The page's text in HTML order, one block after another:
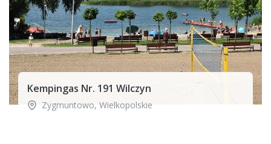
Kempingas Nr. 191 Wilczyn
Zygmuntowo, Wielkopolskie